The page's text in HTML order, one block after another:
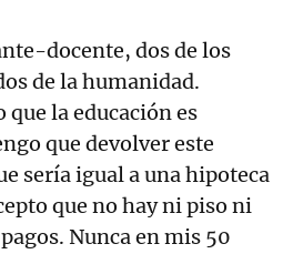
docente, dos de los
de la humanidad.
que la educación es
que devolver este
sería igual a una hipoteca
que no hay ni piso ni
Nunca en mis 50